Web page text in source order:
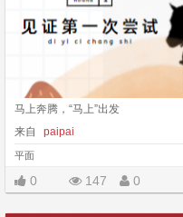
马上奔腾，“马上”出发
来自
paipai
平面
0 147 0